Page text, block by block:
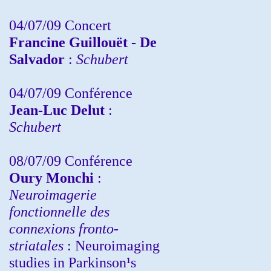
04/07/09 Concert
Francine Guillouët - De
Salvador : Schubert
04/07/09 Conférence
Jean-Luc Delut :
Schubert
08/07/09 Conférence
Oury Monchi :
Neuroimagerie
fonctionnelle des
connexions fronto-
striatales : Neuroimaging
studies in Parkinson¹s